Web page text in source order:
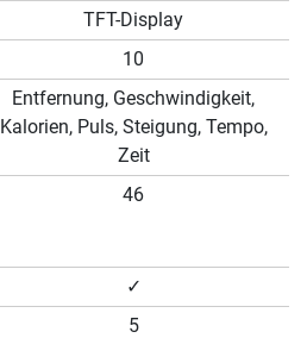
TFT-Display
10
Entfernung, Geschwindigkeit,
Kalorien, Puls, Steigung, Tempo,
Zeit
46
✓
5